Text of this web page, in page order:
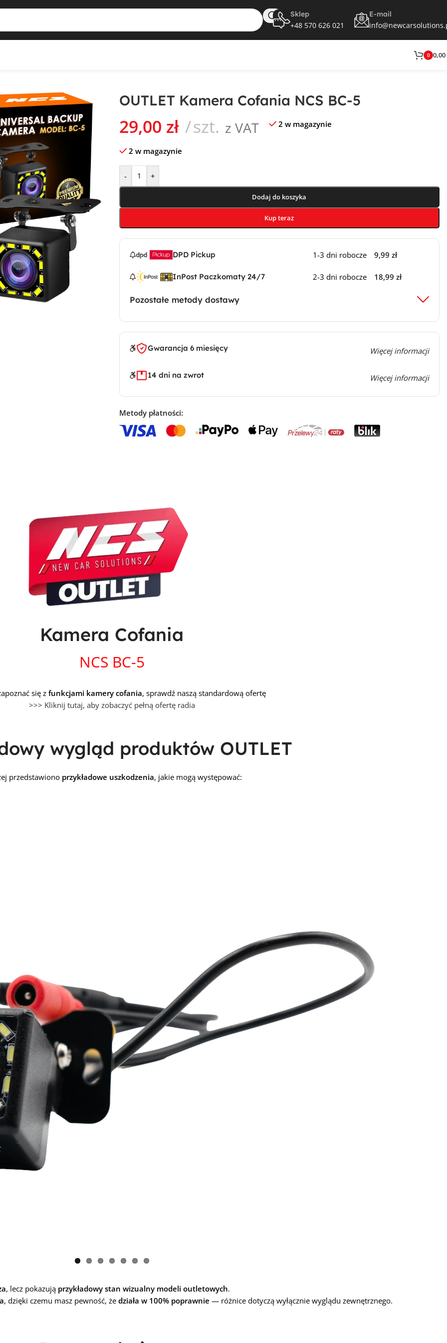
Sklep
+48 570 626 021
E-mail
0 0,00
OUTLET Kamera Cofania NCS BC-5
29,00 zł szt. z VAT 2 w magazynie
2 w magazynie
- +
Dodaj do koszyka
Kup teraz
DPD Pickup 1-3 dni robocze 9,99 zł
InPost Paczkomaty 24/7 2-3 dni robocze 18,99 zł
Pozostałe metody dostawy
Gwarancja 6 miesięcy Więcej informacji
14 dni na zwrot Więcej informacji
Metody płatności:
Kamera Cofania
NCS BC-5
się z funkcjami kamery cofania, sprawdź naszą standardową ofertę
>>> Kliknij tutaj, aby zobaczyć pełną ofertę radia
wygląd produktów OUTLET
przedstawiono przykładowe uszkodzenia, jakie mogą występować:
, lecz pokazują przykładowy stan wizualny modeli outletowych.
, dzięki czemu masz pewność, że działa w 100% poprawnie — różnice dotyczą wyłącznie wyglądu zewnętrznego.